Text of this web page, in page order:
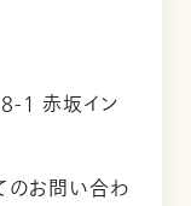
1 赤坂イン
のお問い合わ